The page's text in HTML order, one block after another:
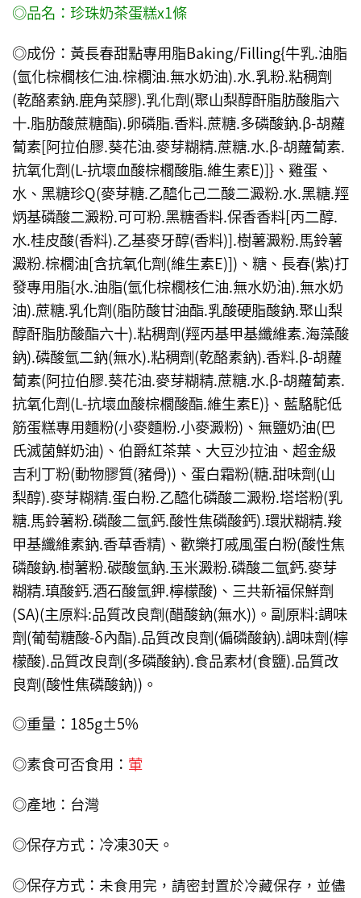
◎品名：珍珠奶茶蛋糕x1條
◎成份：黃長春甜點專用脂Baking/Filling{牛乳.油脂
(氫化棕櫚核仁油.棕櫚油.無水奶油).水.乳粉.粘稠劑
(乾酪素鈉.鹿角菜膠).乳化劑(聚山梨醇酐脂肪酸脂六
十.脂肪酸蔗糖酯).卵磷脂.香料.蔗糖.多磷酸鈉.β-胡蘿
蔔素[阿拉伯膠.葵花油.麥芽糊精.蔗糖.水.β-胡蘿蔔素.
抗氧化劑(L-抗壞血酸棕櫚酸脂.維生素E)]}、雞蛋、
水、黑糖珍Q(麥芽糖.乙醯化己二酸二澱粉.水.黑糖.羥
炳基磷酸二澱粉.可可粉.黑糖香料.保香香料[丙二醇.
水.桂皮酸(香料).乙基麥牙醇(香料)].樹薯澱粉.馬鈴薯
澱粉.棕櫚油[含抗氧化劑(維生素E)])、糖、長春(紫)打
發專用脂{水.油脂(氫化棕櫚核仁油.無水奶油).無水奶
油).蔗糖.乳化劑(脂防酸甘油酯.乳酸硬脂酸鈉.聚山梨
醇酐脂肪酸酯六十).粘稠劑(羥丙基甲基纖維素.海藻酸
鈉).磷酸氫二鈉(無水).粘稠劑(乾酪素鈉).香料.β-胡蘿
蔔素(阿拉伯膠.葵花油.麥芽糊精.蔗糖.水.β-胡蘿蔔素.
抗氧化劑(L-抗壞血酸棕櫚酸酯.維生素E)}、藍駱駝低
筋蛋糕專用麵粉(小麥麵粉.小麥澱粉)、無鹽奶油(巴
氏滅菌鮮奶油)、伯爵紅茶葉、大豆沙拉油、超金級
吉利丁粉(動物膠質(豬骨))、蛋白霜粉(糖.甜味劑(山
梨醇).麥芽糊精.蛋白粉.乙醯化磷酸二澱粉.塔塔粉(乳
糖.馬鈴薯粉.磷酸二氫鈣.酸性焦磷酸鈣).環狀糊精.羧
甲基纖維素鈉.香草香精)、歡樂打戚風蛋白粉(酸性焦
磷酸鈉.樹薯粉.碳酸氫鈉.玉米澱粉.磷酸二氫鈣.麥芽
糊精.瑱酸鈣.酒石酸氫鉀.檸檬酸)、三共新福保鮮劑
(SA)(主原料:品質改良劑(醋酸鈉(無水))。副原料:調味
劑(葡萄糖酸-δ內酯).品質改良劑(偏磷酸鈉).調味劑(檸
檬酸).品質改良劑(多磷酸鈉).食品素材(食鹽).品質改
良劑(酸性焦磷酸鈉))。
◎重量：185g±5%
◎素食可否食用： 葷
◎產地：台灣
◎保存方式：冷凍30天。
◎保存方式： 未食用完，請密封置於冷藏保存，並儘